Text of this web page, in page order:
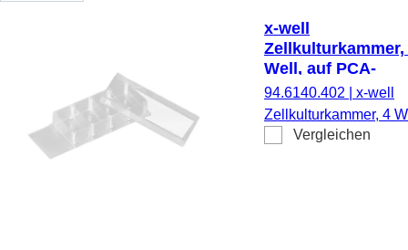
x-well
Zellkulturkammer,
Well, auf PCA-
Objektträger,
ablösbarer
94.6140.402
x-well
Zellkulturkammer, 4
auf PCA-Objektträger,
Vergleichen